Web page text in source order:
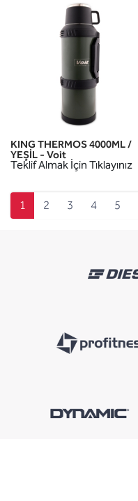
KING THERMOS 4000ML /
YEŞİL - Voit
Teklif Almak İçin Tıklayınız
1 2 3 4 5